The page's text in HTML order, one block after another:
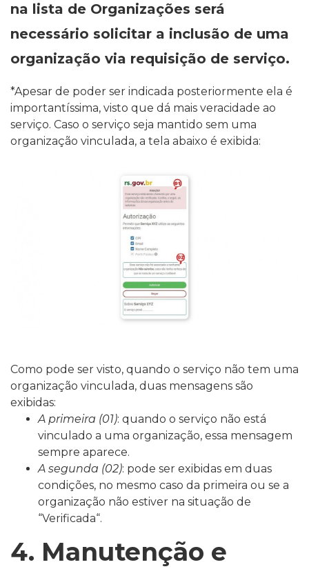
na lista de Organizações será
necessário solicitar a inclusão de uma
organização via requisição de serviço.
*Apesar de poder ser indicada posteriormente ela é
importantíssima, visto que dá mais veracidade ao
serviço. Caso o serviço seja mantido sem uma
organização vinculada, a tela abaixo é exibida:
Como pode ser visto, quando o serviço não tem uma
organização vinculada, duas mensagens são
exibidas:
A primeira (01): quando o serviço não está
vinculado a uma organização, essa mensagem
sempre aparece.
A segunda (02): pode ser exibidas em duas
condições, no mesmo caso da primeira ou se a
organização não estiver na situação de
“Verificada“.
4. Manutenção e